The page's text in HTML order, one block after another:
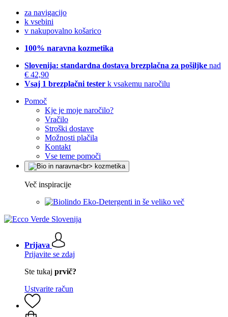
za navigacijo
k vsebini
v nakupovalno košarico
100% naravna kozmetika
Slovenija: standardna dostava brezplačna za pošiljke nad
€ 42,90
Vsaj 1 brezplačni tester k vsakemu naročilu
Pomoč
Kje je moje naročilo?
Vračilo
Stroški dostave
Možnosti plačila
Kontakt
Vse teme pomoči
Več inspiracije
Eko-Detergenti in še veliko več
Prijava
Prijavite se zdaj
Ste tukaj prvič?
Ustvarite račun